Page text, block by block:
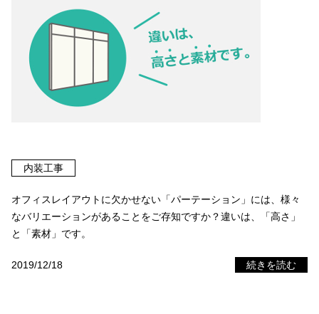
内装工事
オフィスレイアウトに欠かせない「パーテーション」には、様々
なバリエーションがあることをご存知ですか？違いは、「高さ」
と「素材」です。
2019/12/18 続きを読む